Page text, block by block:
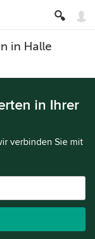
in Halle
in Ihrer
verbinden Sie mit